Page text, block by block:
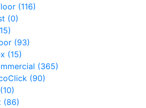
(116)
(0)
(93)
(15)
(365)
(90)
(86)